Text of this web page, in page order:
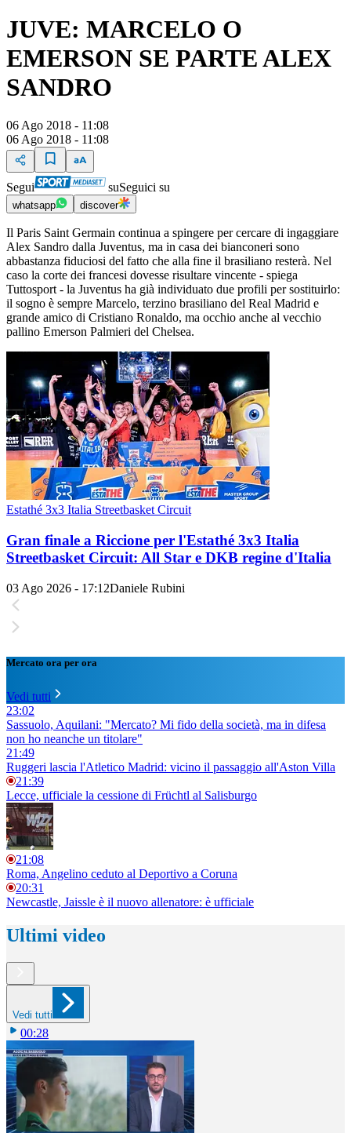
JUVE: MARCELO O
EMERSON SE PARTE ALEX
SANDRO
06 Ago 2018 - 11:08
06 Ago 2018 - 11:08
Segui suSeguici su
whatsapp discover
Il Paris Saint Germain continua a spingere per cercare di ingaggiare
Alex Sandro dalla Juventus, ma in casa dei bianconeri sono
abbastanza fiduciosi del fatto che alla fine il brasiliano resterà. Nel
caso la corte dei francesi dovesse risultare vincente - spiega
Tuttosport - la Juventus ha già individuato due profili per sostituirlo:
il sogno è sempre Marcelo, terzino brasiliano del Real Madrid e
grande amico di Cristiano Ronaldo, ma occhio anche al vecchio
pallino Emerson Palmieri del Chelsea.
Estathé 3x3 Italia Streetbasket Circuit
Gran finale a Riccione per l'Estathé 3x3 Italia
Streetbasket Circuit: All Star e DKB regine d'Italia
03 Ago 2026 - 17:12Daniele Rubini
Mercato ora per ora
Vedi tutti
23:02
Sassuolo, Aquilani: "Mercato? Mi fido della società, ma in difesa
non ho neanche un titolare"
21:49
Ruggeri lascia l'Atletico Madrid: vicino il passaggio all'Aston Villa
21:39
Lecce, ufficiale la cessione di Früchtl al Salisburgo
21:08
Roma, Angelino ceduto al Deportivo a Coruna
20:31
Newcastle, Jaissle è il nuovo allenatore: è ufficiale
Ultimi video
Vedi tutti
00:28